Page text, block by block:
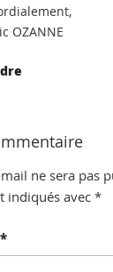
OZANNE
ne sera pas
indiqués avec *
*